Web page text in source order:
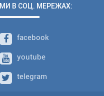
МИ В СОЦ. МЕРЕЖАХ:
facebook
youtube
telegram